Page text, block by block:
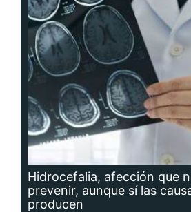
Hidrocefalia, afección que
prevenir, aunque sí las
producen